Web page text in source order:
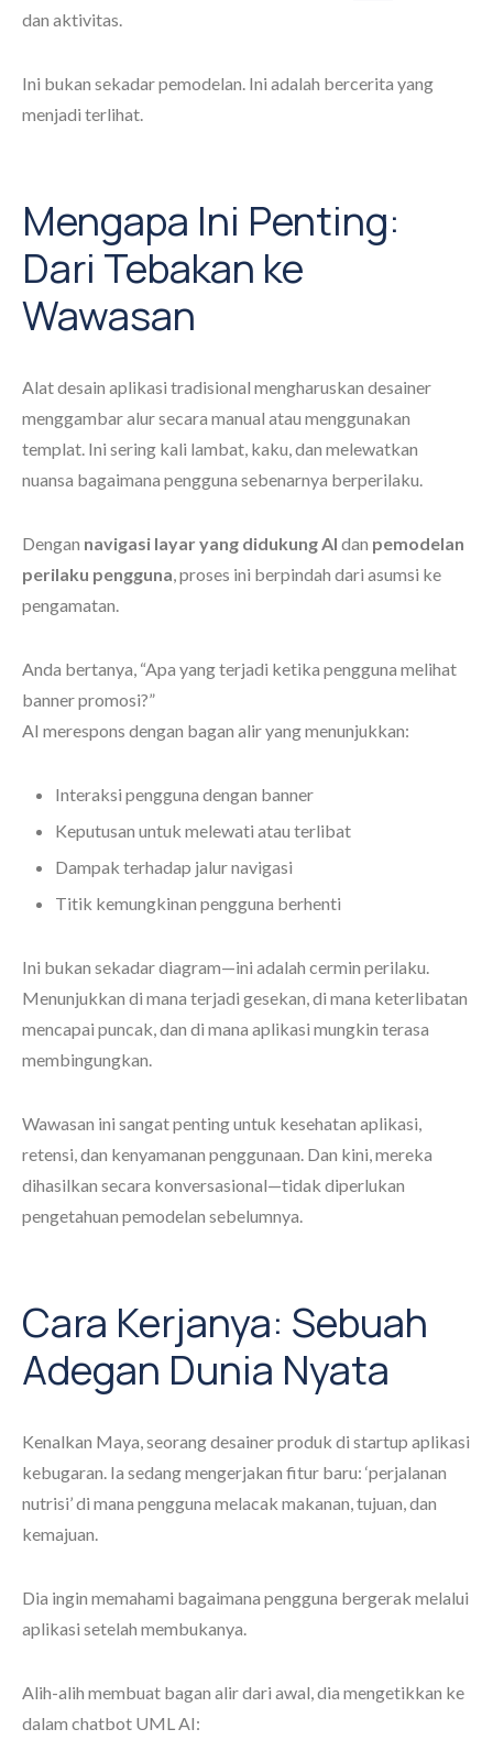
dan aktivitas.
Ini bukan sekadar pemodelan. Ini adalah bercerita yang
menjadi terlihat.
Mengapa Ini Penting:
Dari Tebakan ke
Wawasan
Alat desain aplikasi tradisional mengharuskan desainer
menggambar alur secara manual atau menggunakan
templat. Ini sering kali lambat, kaku, dan melewatkan
nuansa bagaimana pengguna sebenarnya berperilaku.
Dengan navigasi layar yang didukung AI dan pemodelan
perilaku pengguna, proses ini berpindah dari asumsi ke
pengamatan.
Anda bertanya, “Apa yang terjadi ketika pengguna melihat
banner promosi?”
AI merespons dengan bagan alir yang menunjukkan:
Interaksi pengguna dengan banner
Keputusan untuk melewati atau terlibat
Dampak terhadap jalur navigasi
Titik kemungkinan pengguna berhenti
Ini bukan sekadar diagram—ini adalah cermin perilaku.
Menunjukkan di mana terjadi gesekan, di mana keterlibatan
mencapai puncak, dan di mana aplikasi mungkin terasa
membingungkan.
Wawasan ini sangat penting untuk kesehatan aplikasi,
retensi, dan kenyamanan penggunaan. Dan kini, mereka
dihasilkan secara konversasional—tidak diperlukan
pengetahuan pemodelan sebelumnya.
Cara Kerjanya: Sebuah
Adegan Dunia Nyata
Kenalkan Maya, seorang desainer produk di startup aplikasi
kebugaran. Ia sedang mengerjakan fitur baru: ‘perjalanan
nutrisi’ di mana pengguna melacak makanan, tujuan, dan
kemajuan.
Dia ingin memahami bagaimana pengguna bergerak melalui
aplikasi setelah membukanya.
Alih-alih membuat bagan alir dari awal, dia mengetikkan ke
dalam chatbot UML AI: